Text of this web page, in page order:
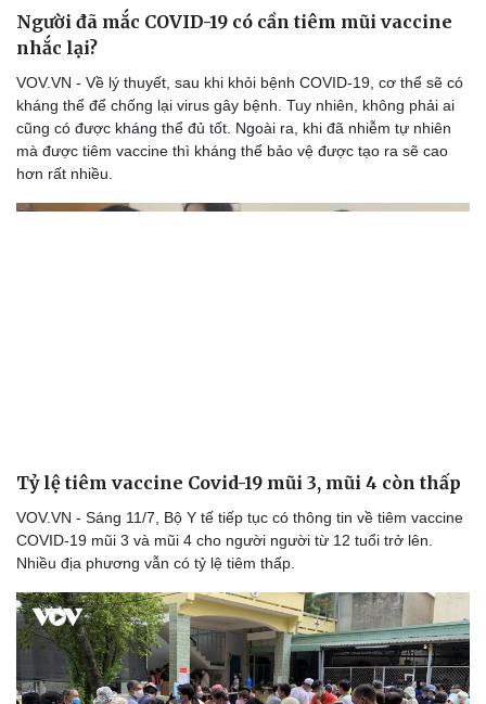
Người đã mắc COVID-19 có cần tiêm mũi vaccine
nhắc lại?
VOV.VN - Về lý thuyết, sau khi khỏi bệnh COVID-19, cơ thể sẽ có
kháng thể để chống lại virus gây bệnh. Tuy nhiên, không phải ai
cũng có được kháng thể đủ tốt. Ngoài ra, khi đã nhiễm tự nhiên
mà được tiêm vaccine thì kháng thể bảo vệ được tạo ra sẽ cao
hơn rất nhiều.
Tỷ lệ tiêm vaccine Covid-19 mũi 3, mũi 4 còn thấp
VOV.VN - Sáng 11/7, Bộ Y tế tiếp tục có thông tin về tiêm vaccine
COVID-19 mũi 3 và mũi 4 cho người người từ 12 tuổi trở lên.
Nhiều địa phương vẫn có tỷ lệ tiêm thấp.